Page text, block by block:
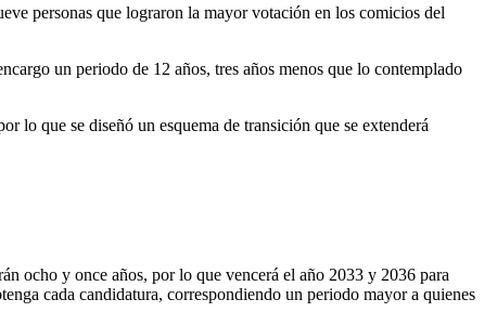
personas que lograron la mayor votación en los comicios del
un periodo de 12 años, tres años menos que lo contemplado
lo que se diseñó un esquema de transición que se extenderá
ocho y once años, por lo que vencerá el año 2033 y 2036 para
cada candidatura, correspondiendo un periodo mayor a quienes